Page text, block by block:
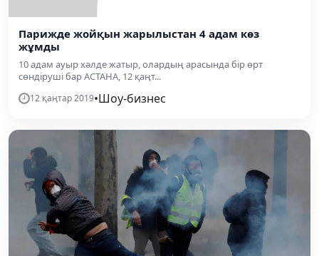
Парижде жойқын жарылыстан 4 адам көз
жұмды
10 адам ауыр хәлде жатыр, олардың арасында бір өрт
сөндіруші бар АСТАНА, 12 қаңт...
12 қаңтар 2019•Шоу-бизнес